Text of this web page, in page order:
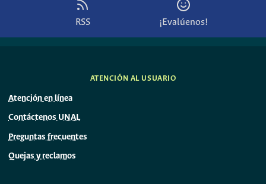
RSS ¡Evalúenos!
ATENCIÓN AL USUARIO
Atención en línea
Contáctenos UNAL
Preguntas frecuentes
Quejas y reclamos